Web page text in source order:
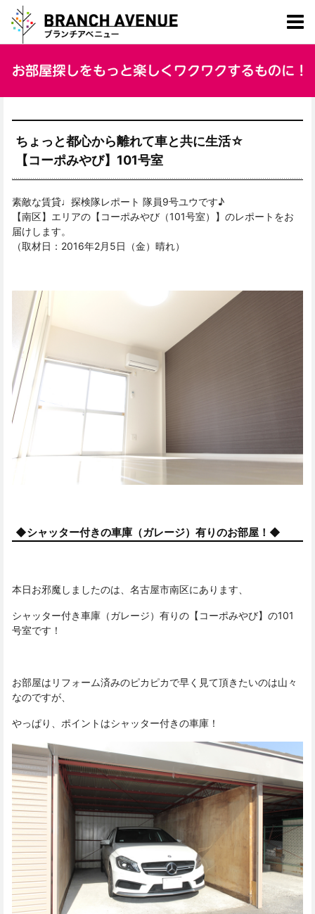
ちょっと都心から離れて車と共に生活☆
【コーポみやび】101号室
素敵な賃貸♩探検隊レポート 隊員9号ユウです♪
【南区】エリアの【コーポみやび（101号室）】のレポートをお
届けします。
（取材日：2016年2月5日（金）晴れ）
◆シャッター付きの車庫（ガレージ）有りのお部屋！◆
本日お邪魔しましたのは、名古屋市南区にあります、
シャッター付き車庫（ガレージ）有りの【コーポみやび】の101
号室です！
お部屋はリフォーム済みのピカピカで早く見て頂きたいのは山々
なのですが、
やっぱり、ポイントはシャッター付きの車庫！